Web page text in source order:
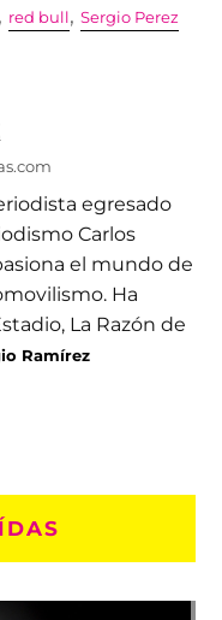
, red bull,Sergio Perez
egresado
Carlos
el mundo de
Ha
La Razón de
Ramírez